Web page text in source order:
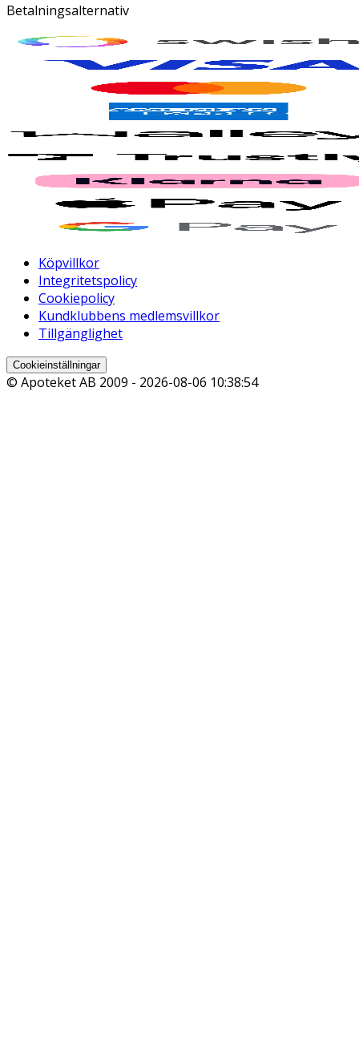
Betalningsalternativ
Köpvillkor
Integritetspolicy
Cookiepolicy
Kundklubbens medlemsvillkor
Tillgänglighet
Cookieinställningar
© Apoteket AB 2009 - 2026-08-06 10:38:54